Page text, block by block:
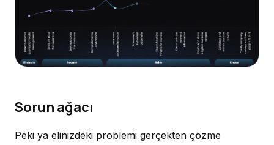
Sorun ağacı
Peki ya elinizdeki problemi gerçekten çözme